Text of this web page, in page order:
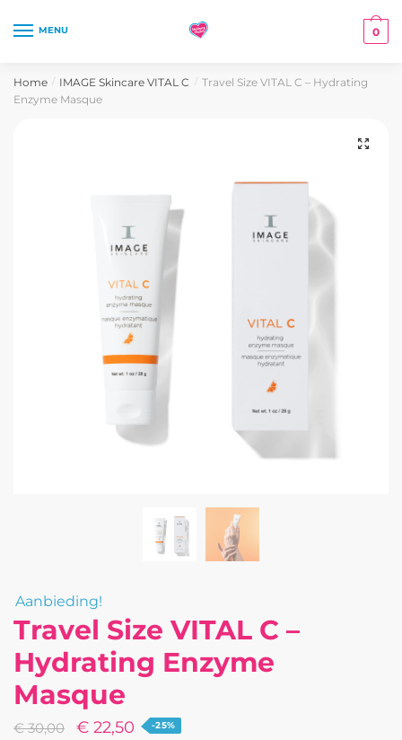
MENU 0
Home IMAGE Skincare VITAL C
Travel Size VITAL C – Hydrating
Enzyme Masque
Aanbieding!
Travel Size VITAL C –
Hydrating Enzyme
Masque
€30,00
Oorspronkelijke
€ 22,50 Huidige
-25%